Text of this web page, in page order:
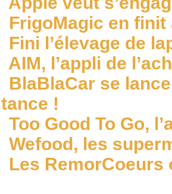
FrigoMagic en
Fini l’élevage de
AIM, l’appli de
BlaBlaCar se
!
Too Good To Go,
Wefood, les
Les RemorCoeurs